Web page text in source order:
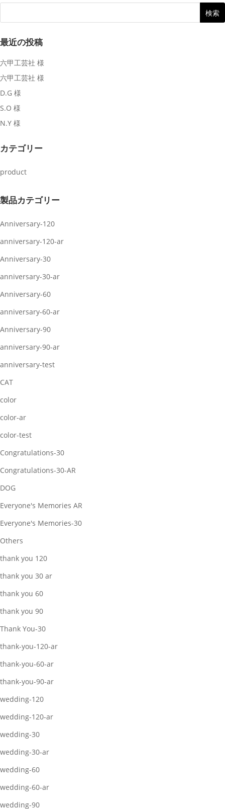
最近の投稿
六甲工芸社 様
六甲工芸社 様
D.G 様
S.O 様
N.Y 様
カテゴリー
product
製品カテゴリー
Anniversary-120
anniversary-120-ar
Anniversary-30
anniversary-30-ar
Anniversary-60
anniversary-60-ar
Anniversary-90
anniversary-90-ar
anniversary-test
CAT
color
color-ar
color-test
Congratulations-30
Congratulations-30-AR
DOG
Everyone's Memories AR
Everyone's Memories-30
Others
thank you 120
thank you 30 ar
thank you 60
thank you 90
Thank You-30
thank-you-120-ar
thank-you-60-ar
thank-you-90-ar
wedding-120
wedding-120-ar
wedding-30
wedding-30-ar
wedding-60
wedding-60-ar
wedding-90